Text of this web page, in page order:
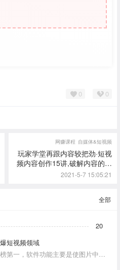
0 0
网赚课程 自媒体&短视频
玩家学堂再跟内容较把劲·短视
频内容创作15讲,破解内容的秘
密
2021-5-7 15:05:21
全部
20
短视频领域
第一，软件功能主要是使图片中的